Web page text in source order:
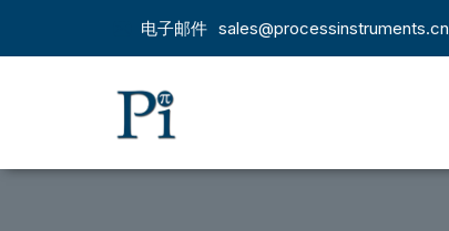
电子邮件 sales@processinstruments.cn